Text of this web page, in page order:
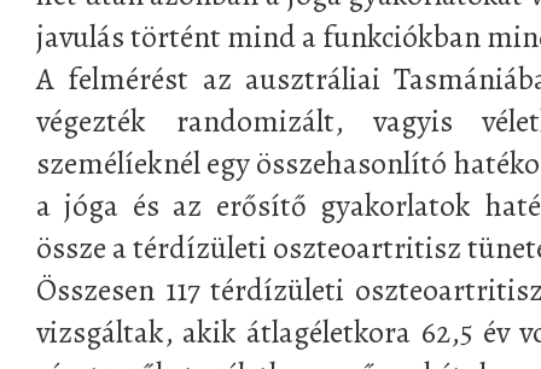
javulás történt mind a funkciókban
A felmérést az ausztráliai
végezték randomizált, vagyis
személíeknél egy összehasonlító
a jóga és az erősítő gyakorlatok
össze a térdízületi oszteoartritisz
Összesen 117 térdízületi
vizsgáltak, akik átlagéletkora 62,5 év